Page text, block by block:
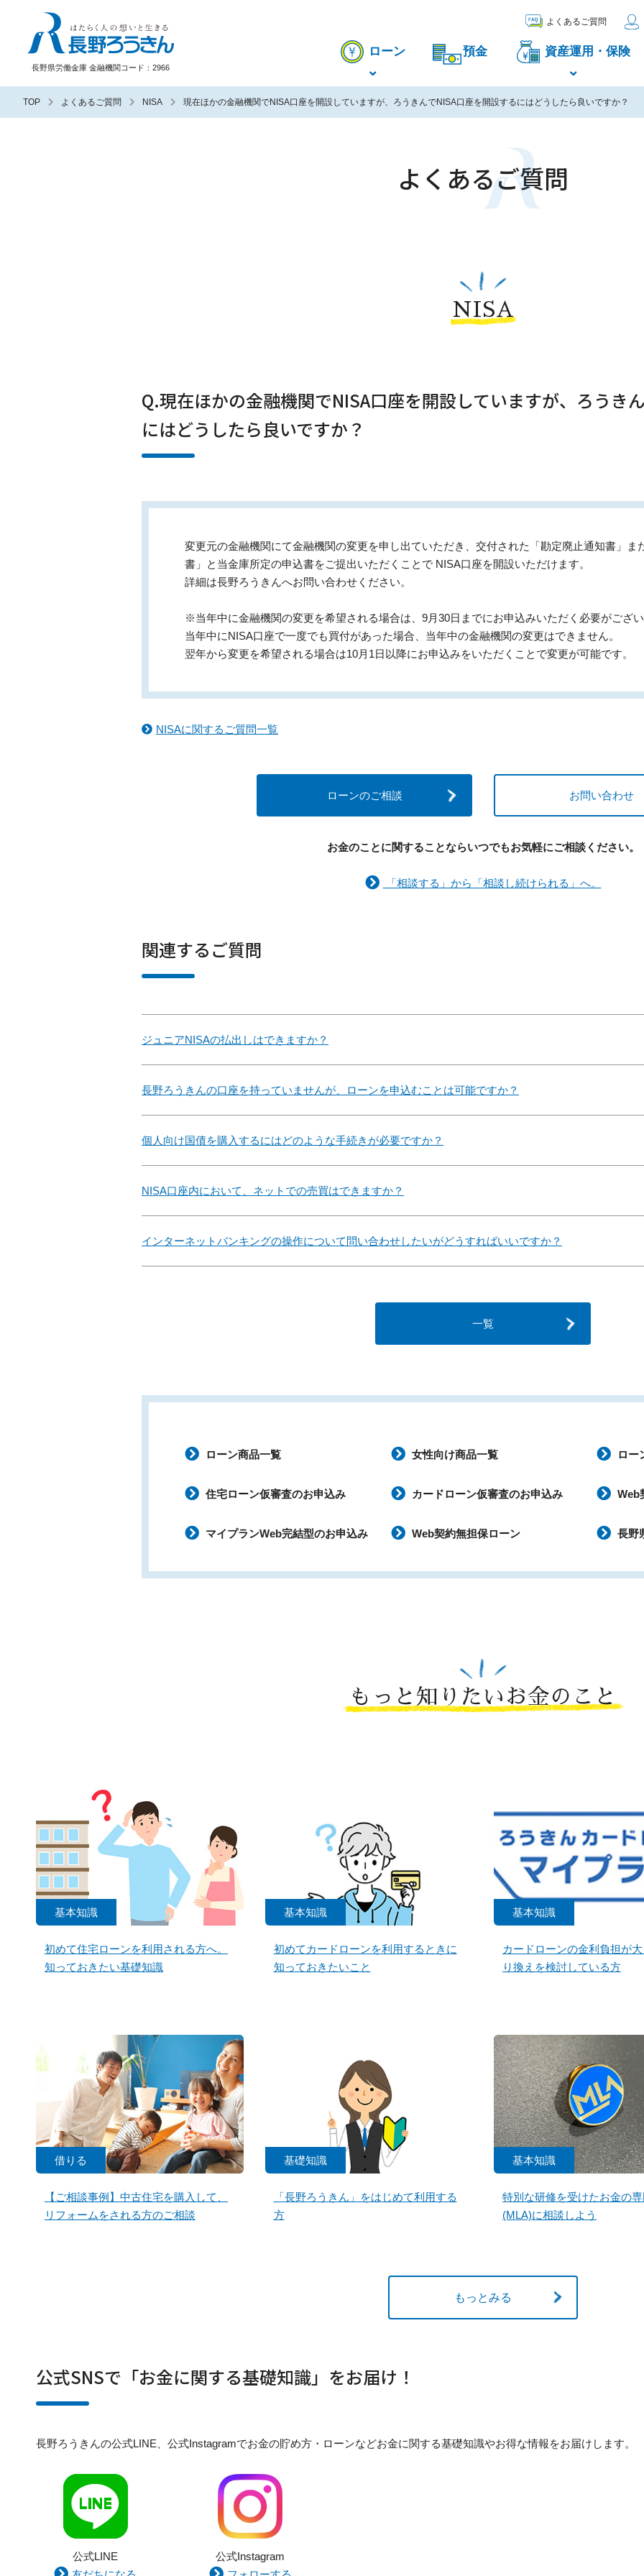
長野県労働金庫 金融機関コード：2966
ローン 預金 資産運用・保険
よくあるご質問
TOP よくあるご質問 NISA 現在ほかの金融機関でNISA口座を開設していますが、ろうきんでNISA口座を開設するにはどうしたら良いですか？
よくあるご質問
NISA
Q.現在ほかの金融機関でNISA口座を開設していますが、ろうき
にはどうしたら良いですか？
変更元の金融機関にて金融機関の変更を申し出ていただき、交付された「勘定廃止通知書」ま
書」と当金庫所定の申込書をご提出いただくことで NISA口座を開設いただけます。
詳細は長野ろうきんへお問い合わせください。
※当年中に金融機関の変更を希望される場合は、9月30日までにお申込みいただく必要がござ
当年中にNISA口座で一度でも買付があった場合、当年中の金融機関の変更はできません。
翌年から変更を希望される場合は10月1日以降にお申込みをいただくことで変更が可能です。
NISAに関するご質問一覧
ローンのご相談 お問い合わせ
お金のことに関することならいつでもお気軽にご相談ください。
「相談する」から「相談し続けられる」へ。
関連するご質問
ジュニアNISAの払出しはできますか？
長野ろうきんの口座を持っていませんが、ローンを申込むことは可能ですか？
個人向け国債を購入するにはどのような手続きが必要ですか？
NISA口座内において、ネットでの売買はできますか？
インターネットバンキングの操作について問い合わせしたいがどうすればいいですか？
一覧
ローン商品一覧 女性向け商品一覧 ロー
住宅ローン仮審査のお申込み カードローン仮審査のお申込み Web
マイプランWeb完結型のお申込み Web契約無担保ローン 長野
もっと知りたいお金のこと
基本知識
初めて住宅ローンを利用される方へ。
知っておきたい基礎知識
基本知識
初めてカードローンを利用するときに
知っておきたいこと
基本知識
カードローンの金利負担が
り換えを検討している方
借りる
【ご相談事例】中古住宅を購入して、
リフォームをされる方のご相談
基礎知識
「長野ろうきん」をはじめて利用する
方
基本知識
特別な研修を受けたお金の
(MLA)に相談しよう
もっとみる
公式SNSで「お金に関する基礎知識」をお届け！
長野ろうきんの公式LINE、公式Instagramでお金の貯め方・ローンなどお金に関する基礎知識やお得な情報をお届けします。
公式LINE
公式Instagram